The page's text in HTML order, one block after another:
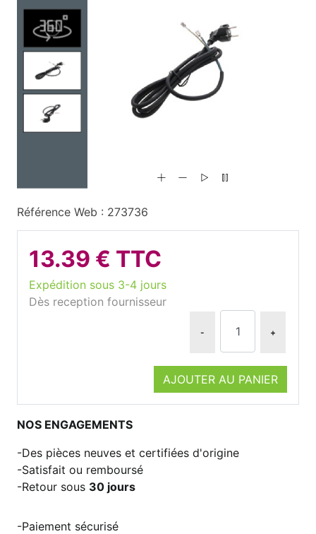
Référence Web : 273736
13.39 € TTC
Expédition sous 3-4 jours
Dès reception fournisseur
- +
AJOUTER AU PANIER
NOS ENGAGEMENTS
Des pièces neuves et certifiées d'origine
Satisfait ou remboursé
Retour sous 30 jours
Paiement sécurisé